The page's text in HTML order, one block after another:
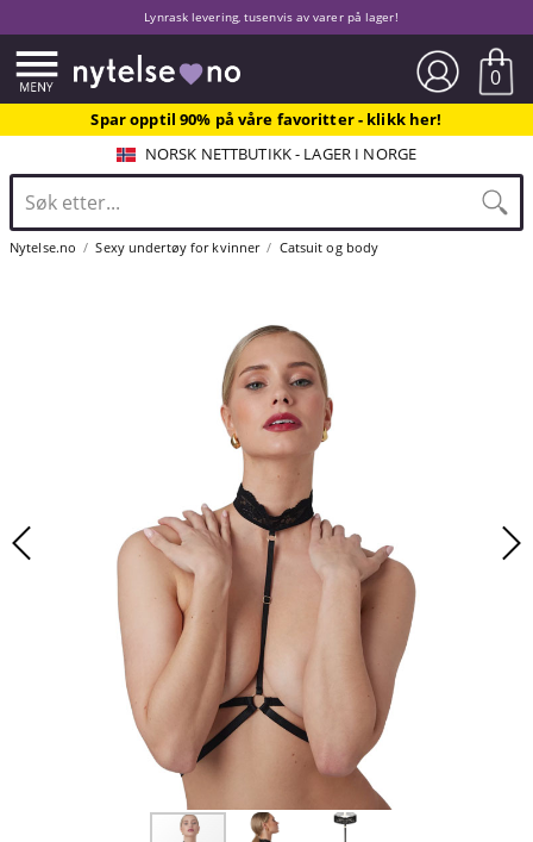
Lynrask levering, tusenvis av varer på lager!
0
Spar opptil 90% på våre favoritter - klikk her!
NORSK NETTBUTIKK - LAGER I NORGE
Nytelse.no Sexy undertøy for kvinner Catsuit og body